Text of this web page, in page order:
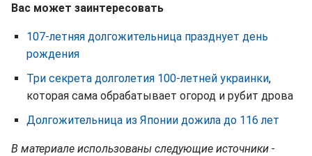
Вас может заинтересовать
107-летняя долгожительница празднует день
рождения
Три секрета долголетия 100-летней украинки,
которая сама обрабатывает огород и рубит дрова
Долгожительница из Японии дожила до 116 лет
В материале использованы следующие источники -